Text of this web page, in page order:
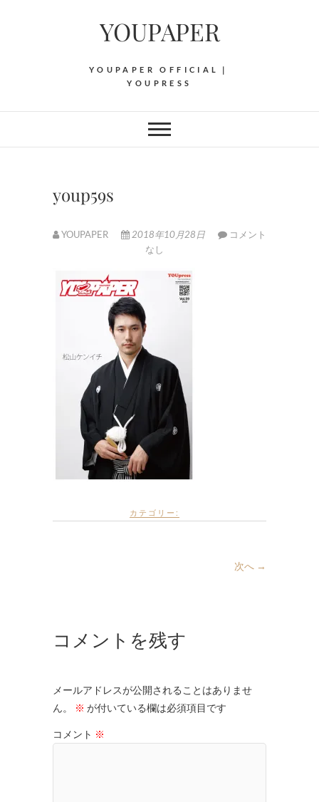
YOUPAPER
YOUPAPER OFFICIAL｜
YOUPRESS
youp59s
YOUPAPER 2018年10月28日
コメント
なし
カテゴリー:
次へ →
コメントを残す
メールアドレスが公開されることはありませ
ん。
※ が付いている欄は必須項目です
コメント ※